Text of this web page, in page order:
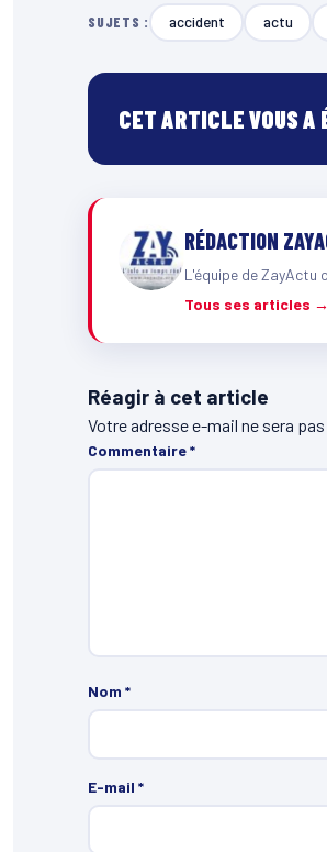
SUJETS : accident actu
CET ARTICLE VOUS
RÉDACTION
L'équipe de ZayActu
Tous ses articles →
Réagir à cet article
Votre adresse e-mail ne sera pas
Commentaire*
Nom *
E-mail *